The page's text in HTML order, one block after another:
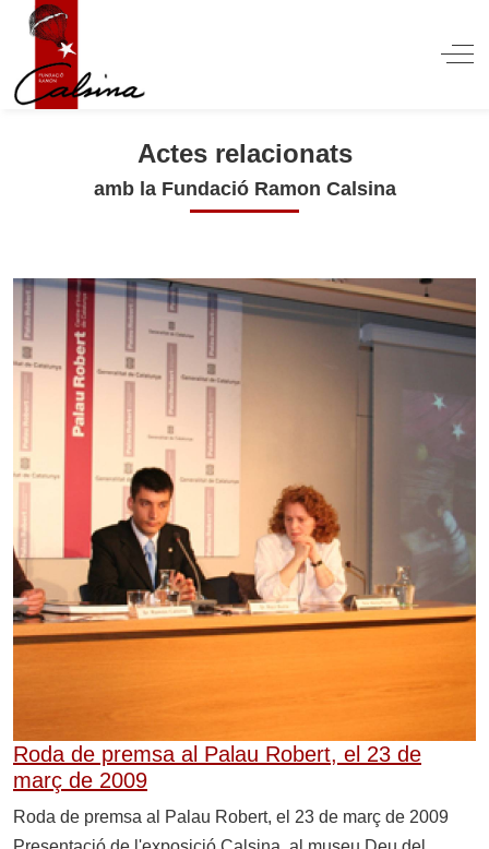
Off-
Actes relacionats
amb la Fundació Ramon Calsina
Roda de premsa al Palau Robert, el 23 de
març de 2009
Roda de premsa al Palau Robert, el 23 de març de 2009